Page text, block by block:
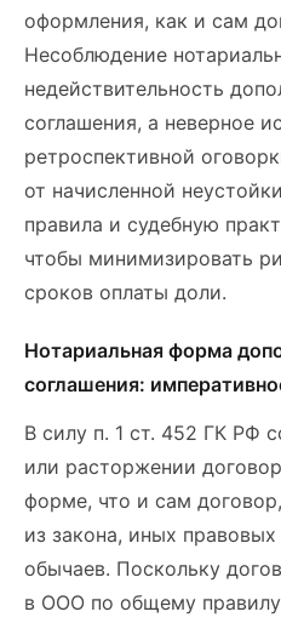
оформления, как и сам
Несоблюдение
недействительность
соглашения, а неверное
ретроспективной
от начисленной
правила и судебную
чтобы минимизировать
сроков оплаты доли.
Нотариальная форма
соглашения:
В силу п. 1 ст. 452 ГК РФ
или расторжении
форме, что и сам
из закона, иных
обычаев. Поскольку
в ООО по общему